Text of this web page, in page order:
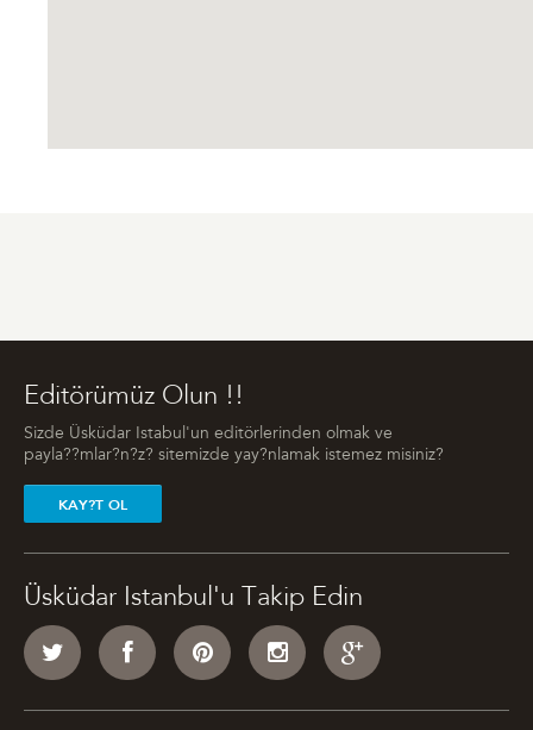
Editörümüz Olun !!
Sizde Üsküdar Istabul'un editörlerinden olmak ve
payla??mlar?n?z? sitemizde yay?nlamak istemez misiniz?
KAY?T OL
Üsküdar Istanbul'u Takip Edin